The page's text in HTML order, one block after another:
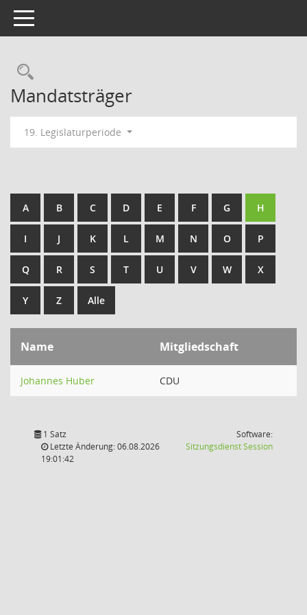
Toggle navigation
Rechercheauswahl
Mandatsträger
19. Legislaturperiode
A B C D E F G H
I J K L M N O P
Q R S T U V W X
Y Z Alle
Name Mitgliedschaft
Johannes Huber CDU
1 Satz
Letzte Änderung: 06.08.2026
19:01:42
Software:
SitzungsdienstSession(Wird in